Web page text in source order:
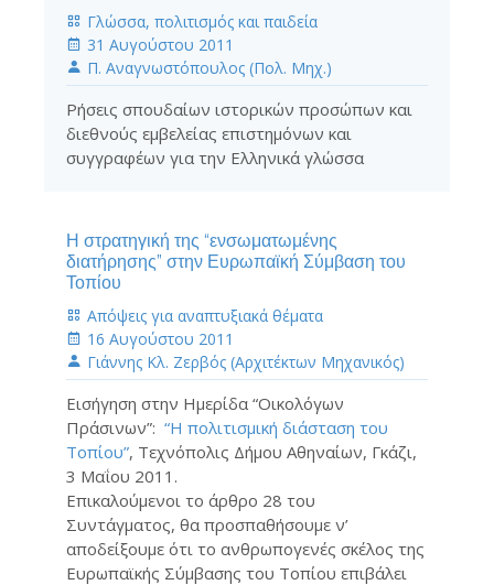
Γλώσσα, πολιτισμός και παιδεία
31 Αυγούστου 2011
Π. Αναγνωστόπουλος (Πολ. Μηχ.)
Ρήσεις σπουδαίων ιστορικών προσώπων και
διεθνούς εμβελείας επιστημόνων και
συγγραφέων για την Ελληνικά γλώσσα
Η στρατηγική της “ενσωματωμένης
διατήρησης” στην Ευρωπαϊκή Σύμβαση του
Τοπίου
Απόψεις για αναπτυξιακά θέματα
16 Αυγούστου 2011
Γιάννης Κλ. Ζερβός (Αρχιτέκτων Μηχανικός)
Εισήγηση στην Ημερίδα “Οικολόγων
Πράσινων”: “Η πολιτισμική διάσταση του
Τοπίου”, Τεχνόπολις Δήμου Αθηναίων, Γκάζι,
3 Μαΐου 2011.
Επικαλούμενοι το άρθρο 28 του
Συντάγματος, θα προσπαθήσουμε ν’
αποδείξουμε ότι το ανθρωπογενές σκέλος της
Ευρωπαϊκής Σύμβασης του Τοπίου επιβάλει